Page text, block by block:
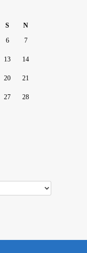
S N
6 7
13 14
20 21
27 28